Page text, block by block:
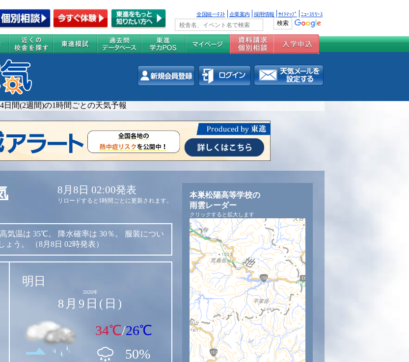
全国統一ﾃｽﾄ 企業案内 採用情報 ｻｲﾄﾏｯﾌﾟ ﾆｭｰｽﾘﾘｰｽ
日間(2週間)の1時間ごとの天気予報
8月8日 02:00発表
リロードすると1時間ごとに更新されます。
気温は 35℃。 降水確率は 30％。
服装につい
ょう。 （8月8日 02時発表）
明日
2026年
8月9日(日)
34℃/26℃
50%
本巣松陽高等学校の
雨雲レーダー
クリックすると拡大します